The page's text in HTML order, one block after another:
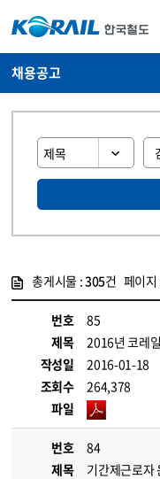
채용공고
총게시물 :305건 페이지
번호
85
제목
2016년 코레
작성일
2016-01-18
조회수
264,378
파일
번호
84
제목
기간제근로자